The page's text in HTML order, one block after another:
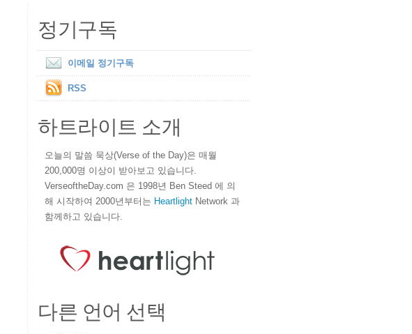
정기구독
이메일 정기구독
RSS
하트라이트 소개
오늘의 말씀 묵상(Verse of the Day)은 매월
200,000명 이상이 받아보고 있습니다.
VerseoftheDay.com 은 1998년 Ben Steed 에 의
해 시작하여 2000년부터는 Heartlight Network 과
함께하고 있습니다.
다른 언어 선택